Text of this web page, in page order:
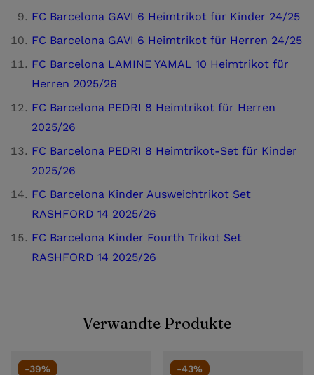
FC Barcelona GAVI 6 Heimtrikot für Kinder 24/25
FC Barcelona GAVI 6 Heimtrikot für Herren 24/25
FC Barcelona LAMINE YAMAL 10 Heimtrikot für
Herren 2025/26
FC Barcelona PEDRI 8 Heimtrikot für Herren
2025/26
FC Barcelona PEDRI 8 Heimtrikot-Set für Kinder
2025/26
FC Barcelona Kinder Ausweichtrikot Set
RASHFORD 14 2025/26
FC Barcelona Kinder Fourth Trikot Set
RASHFORD 14 2025/26
Verwandte Produkte
-39% -43%